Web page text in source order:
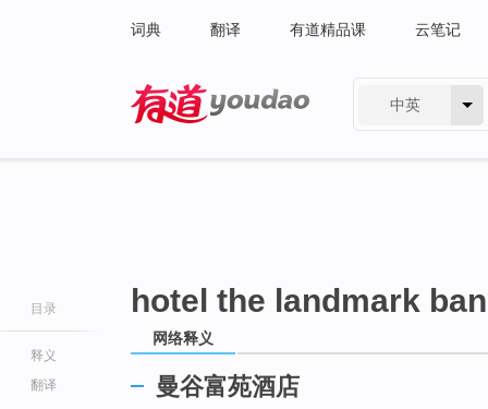
词典 翻译 有道精品课 云笔记
中英
目录
释义
翻译
hotel the landmark
网络释义
曼谷富苑酒店